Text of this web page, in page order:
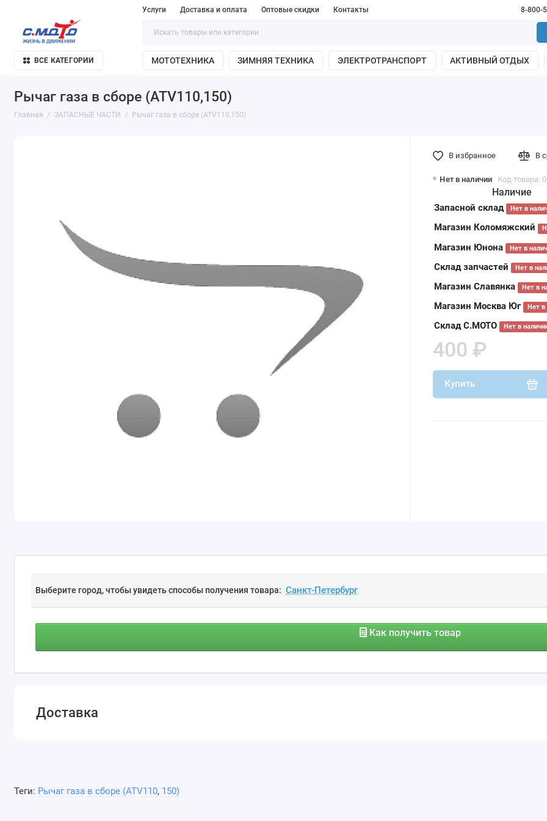
Услуги Доставка и оплата Оптовые скидки Контакты 8-800-
ВСЕ КАТЕГОРИИ МОТОТЕХНИКА ЗИМНЯЯ ТЕХНИКА ЭЛЕКТРОТРАНСПОРТ АКТИВНЫЙ ОТДЫХ
Рычаг газа в сборе (ATV110,150)
Главная ЗАПАСНЫЕ ЧАСТИ Рычаг газа в сборе (ATV110,150)
Нет в наличии Код товара:
Наличие
Запасной склад Нет в
Магазин Коломяжский
Магазин Юнона Нет в
Склад запчастей Нет в
Магазин Славянка Нет в
Магазин Москва Юг Нет в
Склад С.МОТО Нет в
400 ₽
Купить
В избранное В
Выберите город, чтобы увидеть способы получения товара:
Как получить товар
Доставка
Теги: Рычаг газа в сборе (ATV110, 150)